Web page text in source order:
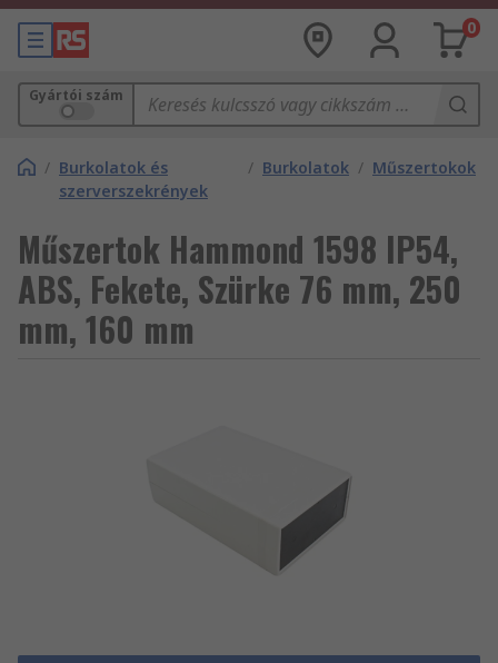
0
Gyártói szám
/ Burkolatok és
szerverszekrények
/ Burkolatok / Műszertokok
Műszertok Hammond 1598 IP54,
ABS, Fekete, Szürke 76 mm, 250
mm, 160 mm